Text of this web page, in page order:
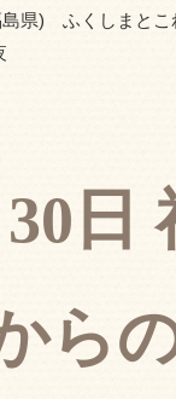
県) ふくしまとこ
30
ら